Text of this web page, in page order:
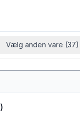
Vælg anden vare (37)
)